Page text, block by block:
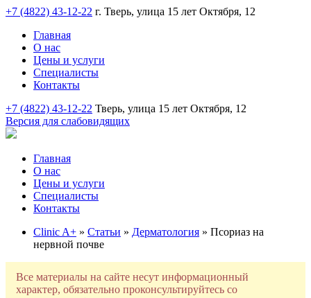
+7 (4822) 43-12-22 г. Тверь, улица 15 лет Октября, 12
Главная
О нас
Цены и услуги
Специалисты
Контакты
+7 (4822) 43-12-22 Тверь, улица 15 лет Октября, 12
Версия для слабовидящих
Главная
О нас
Цены и услуги
Специалисты
Контакты
Clinic A+ » Статьи » Дерматология » Псориаз на
нервной почве
Все материалы на сайте несут информационный
характер, обязательно проконсультируйтесь со